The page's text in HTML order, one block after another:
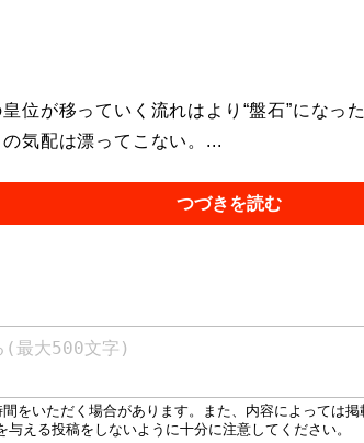
位が移っていく流れはより“盤石”になっ
気配は漂ってこない。...
つづきを読む